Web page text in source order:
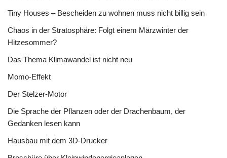
Tiny Houses – Bescheiden zu wohnen muss nicht billig sein
Chaos in der Stratosphäre: Folgt einem Märzwinter der
Hitzesommer?
Das Thema Klimawandel ist nicht neu
Momo-Effekt
Der Stelzer-Motor
Die Sprache der Pflanzen oder der Drachenbaum, der
Gedanken lesen kann
Hausbau mit dem 3D-Drucker